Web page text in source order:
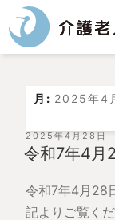
月: 2025年4
投
稿
日:
2025年4月28日
令和7年4
令和7年4月28
記よりご覧くだ